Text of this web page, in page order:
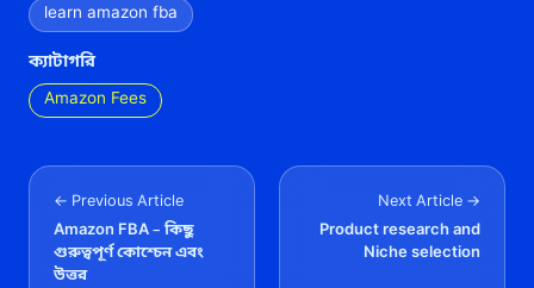
learn amazon fba
ক্যাটাগরি
Amazon Fees
← Previous Article
Amazon FBA – কিছু
গুরুত্বপূর্ণ কোশ্চেন এবং
উত্তর
Next Article →
Product research and
Niche selection